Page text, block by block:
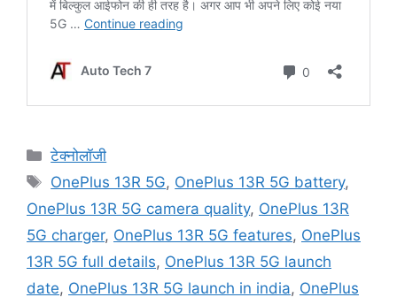
Categories
टेक्नोलॉजी
Tags
OnePlus 13R 5G, OnePlus 13R 5G battery,
OnePlus 13R 5G camera quality, OnePlus 13R
5G charger, OnePlus 13R 5G features, OnePlus
13R 5G full details, OnePlus 13R 5G launch
date, OnePlus 13R 5G launch in india, OnePlus